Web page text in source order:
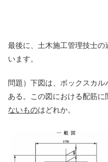
最後に、土木施工管理技士
います。
問題）下図は、ボックスカ
ある。この図における配筋に
ないものはどれか。